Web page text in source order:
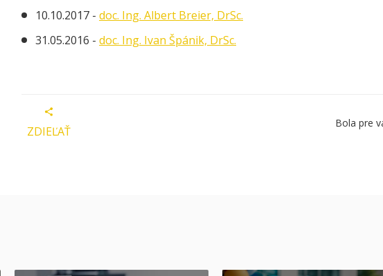
10.10.2017 - doc. Ing. Albert Breier, DrSc.
31.05.2016 - doc. Ing. Ivan Špánik, DrSc.
ZDIEĽAŤ
Bola pre